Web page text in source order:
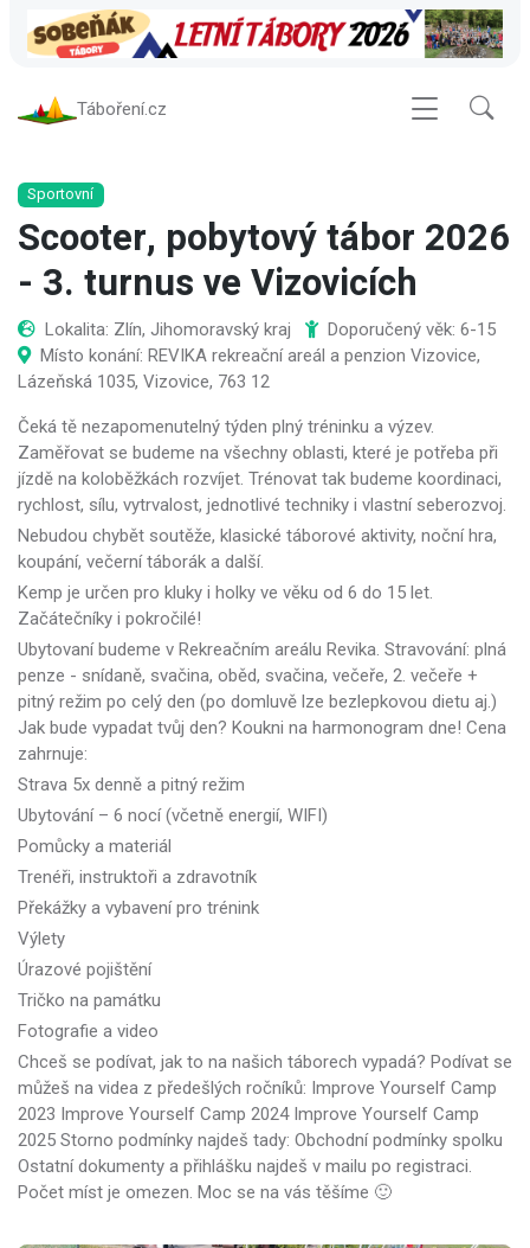
Táboření.cz
Sportovní
Scooter, pobytový tábor 2026
- 3. turnus ve Vizovicích
Lokalita: Zlín, Jihomoravský kraj
Doporučený věk: 6-15
Místo konání: REVIKA rekreační areál a penzion Vizovice,
Lázeňská 1035, Vizovice, 763 12
Čeká tě nezapomenutelný týden plný tréninku a výzev.
Zaměřovat se budeme na všechny oblasti, které je potřeba při
jízdě na koloběžkách rozvíjet. Trénovat tak budeme koordinaci,
rychlost, sílu, vytrvalost, jednotlivé techniky i vlastní seberozvoj.
Nebudou chybět soutěže, klasické táborové aktivity, noční hra,
koupání, večerní táborák a další.
Kemp je určen pro kluky i holky ve věku od 6 do 15 let.
Začátečníky i pokročilé!
Ubytovaní budeme v Rekreačním areálu Revika. Stravování: plná
penze - snídaně, svačina, oběd, svačina, večeře, 2. večeře +
pitný režim po celý den (po domluvě lze bezlepkovou dietu aj.)
Jak bude vypadat tvůj den? Koukni na harmonogram dne! Cena
zahrnuje:
Strava 5x denně a pitný režim
Ubytování – 6 nocí (včetně energií, WIFI)
Pomůcky a materiál
Trenéři, instruktoři a zdravotník
Překážky a vybavení pro trénink
Výlety
Úrazové pojištění
Tričko na památku
Fotografie a video
Chceš se podívat, jak to na našich táborech vypadá? Podívat se
můžeš na videa z předešlých ročníků: Improve Yourself Camp
2023 Improve Yourself Camp 2024 Improve Yourself Camp
2025 Storno podmínky najdeš tady: Obchodní podmínky spolku
Ostatní dokumenty a přihlášku najdeš v mailu po registraci.
Počet míst je omezen. Moc se na vás těšíme 🙂